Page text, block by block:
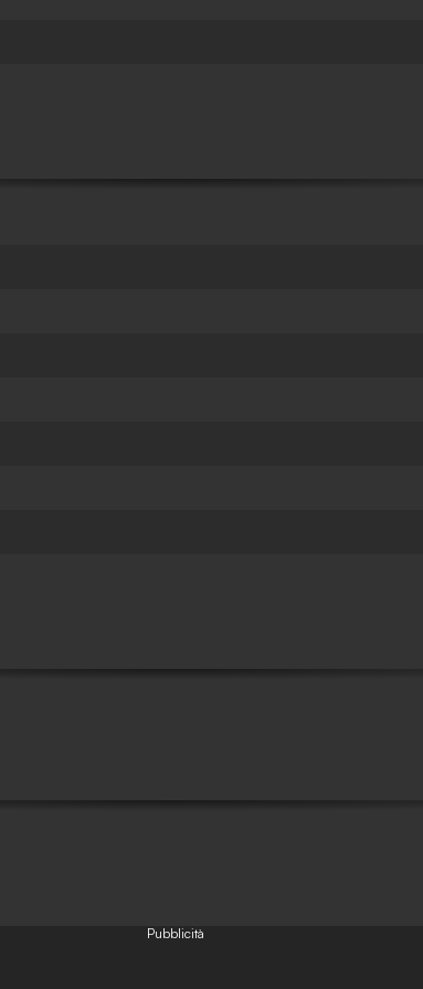
Pubblicità